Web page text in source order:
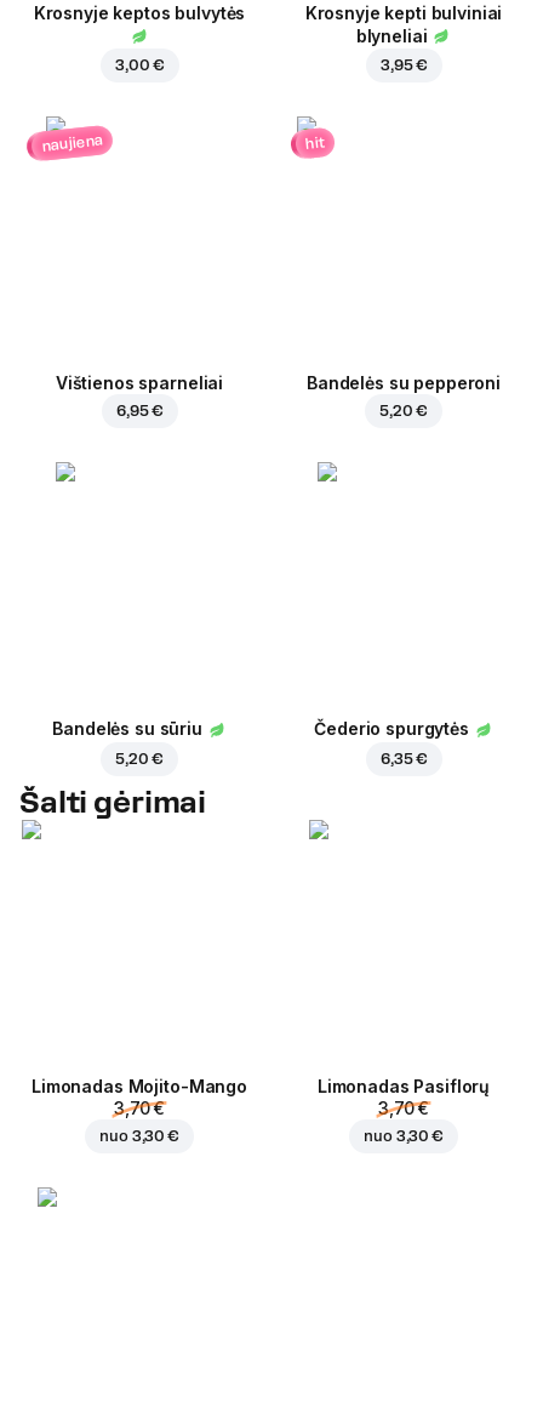
Krosnyje keptos bulvytės
3,00 €
Krosnyje kepti bulviniai
blyneliai
3,95 €
naujiena
Vištienos sparneliai
6,95 €
hit
Bandelės su pepperoni
5,20 €
Bandelės su sūriu
5,20 €
Čederio spurgytės
6,35 €
Šalti gėrimai
Limonadas Mojito-Mango
3,70 €
nuo 3,30 €
Limonadas Pasiflorų
3,70 €
nuo 3,30 €